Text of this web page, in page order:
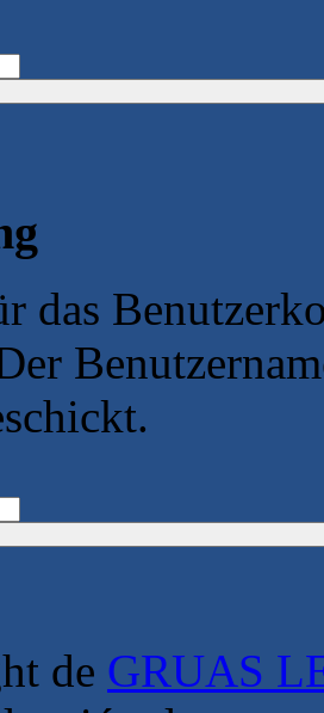
das
de GRUAS